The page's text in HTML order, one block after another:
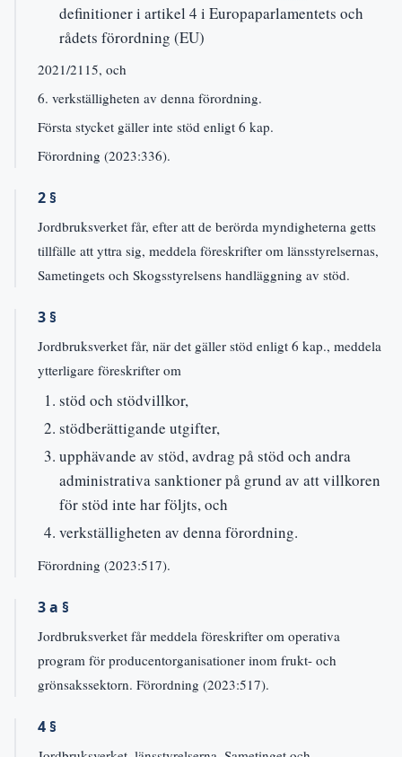
definitioner i artikel 4 i Europaparlamentets och
rådets förordning (EU)
2021/2115, och
6. verkställigheten av denna förordning.
Första stycket gäller inte stöd enligt 6 kap.
Förordning (2023:336).
2 §
Jordbruksverket får, efter att de berörda myndigheterna getts
tillfälle att yttra sig, meddela föreskrifter om länsstyrelsernas,
Sametingets och Skogsstyrelsens handläggning av stöd.
3 §
Jordbruksverket får, när det gäller stöd enligt 6 kap., meddela
ytterligare föreskrifter om
stöd och stödvillkor,
stödberättigande utgifter,
upphävande av stöd, avdrag på stöd och andra
administrativa sanktioner på grund av att villkoren
för stöd inte har följts, och
verkställigheten av denna förordning.
Förordning (2023:517).
3 a §
Jordbruksverket får meddela föreskrifter om operativa
program för producentorganisationer inom frukt- och
grönsakssektorn. Förordning (2023:517).
4 §